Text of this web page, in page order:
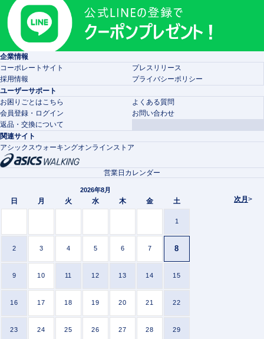
企業情報
コーポレートサイト
プレスリリース
採用情報
プライバシーポリシー
ユーザーサポート
お困りごとはこちら
よくある質問
会員登録・ログイン
お問い合わせ
返品・交換について
関連サイト
アシックスウォーキングオンラインストア
次月>
営業日カレンダー
2026年8月
日 月 火 水 木 金 土
1
2 3 4 5 6 7 8
9 10 11 12 13 14 15
16 17 18 19 20 21 22
23 24 25 26 27 28 29